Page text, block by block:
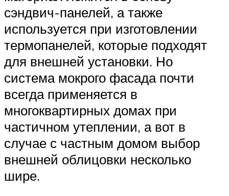
сэндвич-панелей, а также
используется при изготовлении
термопанелей, которые подходят
для внешней установки. Но
система мокрого фасада почти
всегда применяется в
многоквартирных домах при
частичном утеплении, а вот в
случае с частным домом выбор
внешней облицовки несколько
шире.